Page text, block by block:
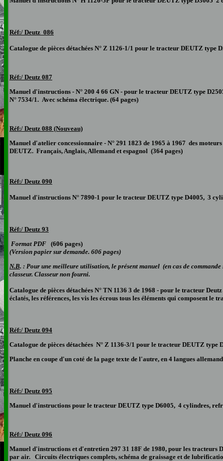
Réf:/ Deutz 086
Catalogue de pièces détachées N° Z 1126-1/1 pour le tracteur DEUTZ type
Réf:/ Deutz 087
Manuel d'instructions - N° 200 4 66 GN - pour le tracteur DEUTZ type
N° 7534/1. Avec schéma électrique. (64 pages)
Réf:/ Deutz 088 (Nouveau)
Manuel d'atelier concessionnaire - N° 291 1823 de 1965 à 1967 des
DEUTZ. Français, Anglais, Allemand et espagnol (364 pages)
Réf:/ Deutz 090
Manuel d'instructions N° 7890-1 pour le tracteur DEUTZ type D4005, 3
Réf:/ Deutz 93
Format PDF (606 pages)
(Version papier sur demande. 606 pages)
N.B. : Pour une meilleure utilisation, le présent manuel (en cas de
classeur. Classeur non fourni.
Catalogue de pièces détachées N° TN 1136 3 de 1968 - pour le tracteur
éclatés, les références, les vis les écrous tous les éléments qui composent le
Réf:/ Deutz 094
Catalogue de pièces détachées N° Z 1136-3/1 pour le tracteur DEUTZ type
Planche en coupe d'un coté de la page texte de l'autre, en 4 langues
Réf:/ Deutz 095
Manuel d'instructions pour le tracteur DEUTZ type D6005, 4 cylindres,
Réf:/ Deutz 096
Manuel d'instructions et d'entretien 297 31 18F de 1980, pour les tracteurs
par air. Circuits électriques complets, schéma de graissage et de